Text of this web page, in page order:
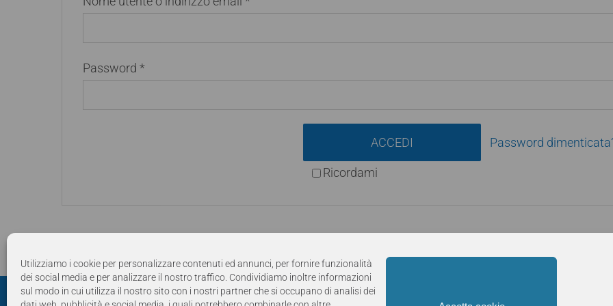
Utilizziamo i cookie per personalizzare contenuti ed annunci, per fornire funzionalità
dei social media e per analizzare il nostro traffico. Condividiamo inoltre informazioni
sul modo in cui utilizza il nostro sito con i nostri partner che si occupano di analisi dei
Password *Richiesto
Ricordami
ACCEDI Password